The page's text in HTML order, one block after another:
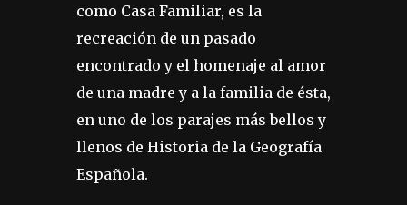
como Casa Familiar, es la
recreación de un pasado
encontrado y el homenaje al amor
de una madre y a la familia de ésta,
en uno de los parajes más bellos y
llenos de Historia de la Geografía
Española.